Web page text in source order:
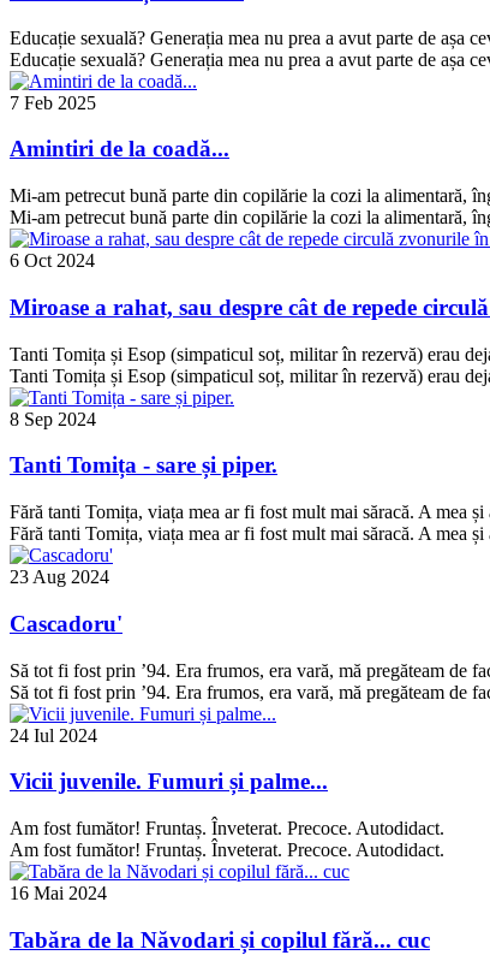
Educație sexuală? Generația mea nu prea a avut parte de așa
Educație sexuală? Generația mea nu prea a avut parte de așa
7 Feb 2025
Amintiri de la coadă...
Mi-am petrecut bună parte din copilărie la cozi la alimentară,
Mi-am petrecut bună parte din copilărie la cozi la alimentară,
6 Oct 2024
Miroase a rahat, sau despre cât de repede
Tanti Tomița și Esop (simpaticul soț, militar în rezervă) erau
Tanti Tomița și Esop (simpaticul soț, militar în rezervă) erau
8 Sep 2024
Tanti Tomița - sare și piper.
Fără tanti Tomița, viața mea ar fi fost mult mai săracă. A mea
Fără tanti Tomița, viața mea ar fi fost mult mai săracă. A mea
23 Aug 2024
Cascadoru'
Să tot fi fost prin ’94. Era frumos, era vară, mă pregăteam de
Să tot fi fost prin ’94. Era frumos, era vară, mă pregăteam de
24 Iul 2024
Vicii juvenile. Fumuri și palme...
Am fost fumător! Fruntaș. Înveterat. Precoce. Autodidact.
Am fost fumător! Fruntaș. Înveterat. Precoce. Autodidact.
16 Mai 2024
Tabăra de la Năvodari și copilul fără... cuc